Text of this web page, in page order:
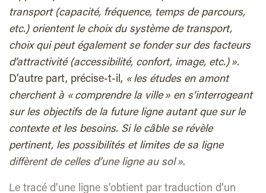
transport (capacité, fréquence, temps de parcours,
etc.) orientent le choix du système de transport,
choix qui peut également se fonder sur des facteurs
d’attractivité (accessibilité, confort, image, etc.) ».
D’autre part, précise-t-il, « les études en amont
cherchent à « comprendre la ville » en s’interrogeant
sur les objectifs de la future ligne autant que sur le
contexte et les besoins. Si le câble se révèle
pertinent, les possibilités et limites de sa ligne
diffèrent de celles d’une ligne au sol ».
Le tracé d’une ligne s’obtient par traduction d’un